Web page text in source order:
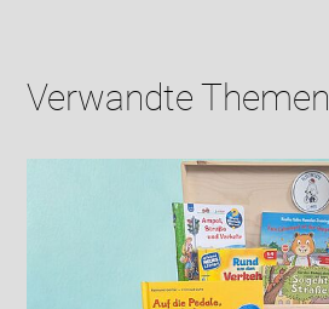
Verwandte Themen